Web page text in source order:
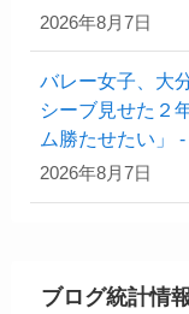
2026年8月7日
バレー女子、大
シーブ見せた２
ム勝たせたい」
2026年8月7日
ブログ統計情